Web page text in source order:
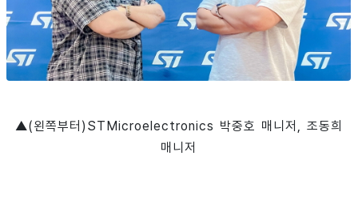
▲(왼쪽부터)STMicroelectronics 박중호 매니저, 조동희
매니저